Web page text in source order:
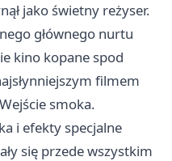
jako świetny reżyser.
głównego nurtu
kino kopane spod
filmem
smoka.
i efekty specjalne
się przede wszystkim